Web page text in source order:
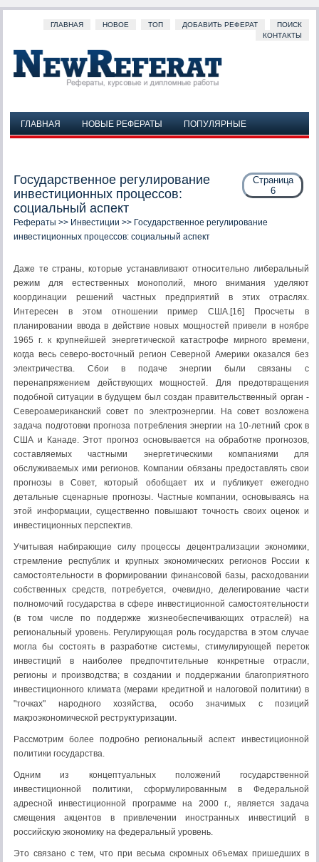
ГЛАВНАЯ НОВОЕ ТОП ДОБАВИТЬ РЕФЕРАТ
ПОИСК
КОНТАКТЫ
ГЛАВНАЯ НОВЫЕ РЕФЕРАТЫ
ПОПУЛЯРНЫЕ
Страница
6
Государственное регулирование
инвестиционных процессов:
социальный аспект
Рефераты >> Инвестиции >> Государственное регулирование
инвестиционных процессов: социальный аспект
Даже те страны, которые устанавливают относительно либеральный
режим для естественных монополий, много внимания уделяют
координации решений частных предприятий в этих отраслях.
Интересен в этом отношении пример США.[16] Просчеты в
планировании ввода в действие новых мощностей привели в ноябре
1965 г. к крупнейшей энергетической катастрофе мирного времени,
когда весь северо-восточный регион Северной Америки оказался без
электричества. Сбои в подаче энергии были связаны с
перенапряжением действующих мощностей. Для предотвращения
подобной ситуации в будущем был создан правительственный орган -
Североамериканский совет по электроэнергии. На совет возложена
задача подготовки прогноза потребления энергии на 10-летний срок в
США и Канаде. Этот прогноз основывается на обработке прогнозов,
составляемых частными энергетическими компаниями для
обслуживаемых ими регионов. Компании обязаны предоставлять свои
прогнозы в Совет, который обобщает их и публикует ежегодно
детальные сценарные прогнозы. Частные компании, основываясь на
этой информации, существенно повышают точность своих оценок и
инвестиционных перспектив.
Учитывая набирающие силу процессы децентрализации экономики,
стремление республик и крупных экономических регионов России к
самостоятельности в формировании финансовой базы, расходовании
собственных средств, потребуется, очевидно, делегирование части
полномочий государства в сфере инвестиционной самостоятельности
(в том числе по поддержке жизнеобеспечивающих отраслей) на
региональный уровень. Регулирующая роль государства в этом случае
могла бы состоять в разработке системы, стимулирующей переток
инвестиций в наиболее предпочтительные конкретные отрасли,
регионы и производства; в создании и поддержании благоприятного
инвестиционного климата (мерами кредитной и налоговой политики) в
"точках" народного хозяйства, особо значимых с позиций
макроэкономической реструктуризации.
Рассмотрим более подробно региональный аспект инвестиционной
политики государства.
Одним из концептуальных положений государственной
инвестиционной политики, сформулированным в Федеральной
адресной инвестиционной программе на 2000 г., является задача
смещения акцентов в привлечении иностранных инвестиций в
российскую экономику на федеральный уровень.
Это связано с тем, что при весьма скромных объемах пришедших в